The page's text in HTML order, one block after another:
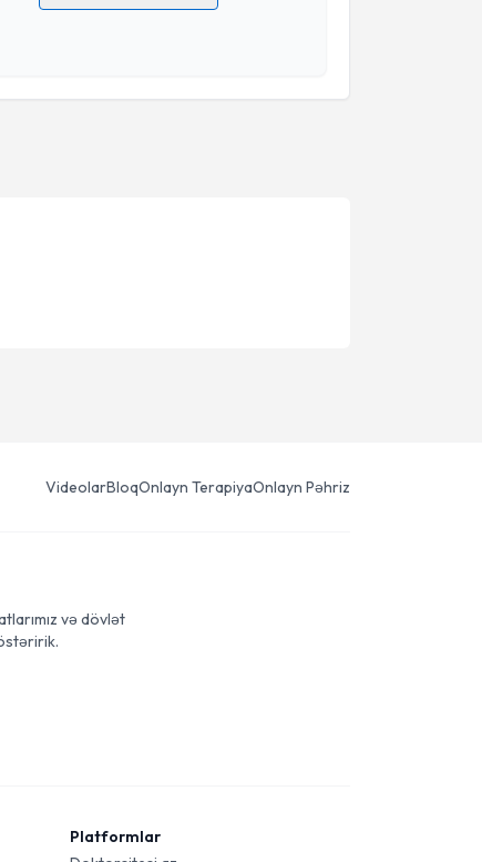
emal edilməsinə dair
VideolarBloqOnlayn TerapiyaOnlayn Pəhriz
və dövlət
Platformlar